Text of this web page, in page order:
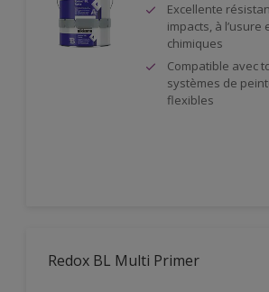
Excellente
impacts, à l’usure
chimiques
Compatible avec
systèmes de
flexibles
Redox BL Multi Primer